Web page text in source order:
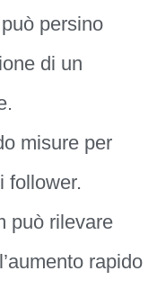
persino
di un
misure per
follower.
può rilevare
rapido